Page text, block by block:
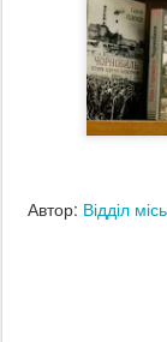
Автор: Відділ